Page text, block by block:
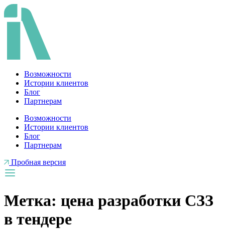
Перейти
к
содержимому
Возможности
Истории клиентов
Блог
Партнерам
Возможности
Истории клиентов
Блог
Партнерам
Пробная версия
Метка: цена разработки СЗЗ
в тендере